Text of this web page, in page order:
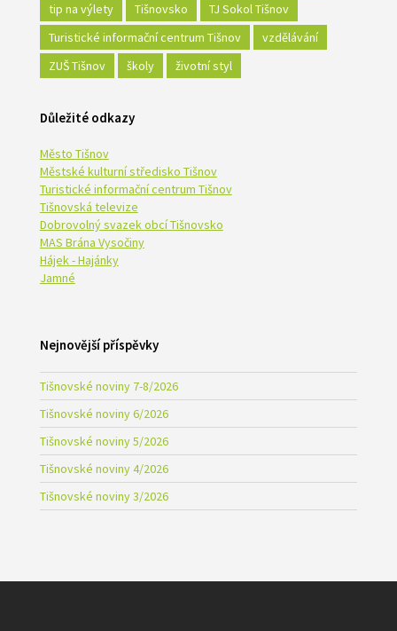
tip na výlety
Tišnovsko
TJ Sokol Tišnov
Turistické informační centrum Tišnov
vzdělávání
ZUŠ Tišnov
školy životní styl
Důležité odkazy
Město Tišnov
Městské kulturní středisko Tišnov
Turistické informační centrum Tišnov
Tišnovská televize
Dobrovolný svazek obcí Tišnovsko
MAS Brána Vysočiny
Hájek - Hajánky
Jamné
Nejnovější příspěvky
Tišnovské noviny 7-8/2026
Tišnovské noviny 6/2026
Tišnovské noviny 5/2026
Tišnovské noviny 4/2026
Tišnovské noviny 3/2026